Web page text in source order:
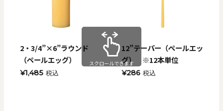
2・3/4”×6”ラウンド
（ペールエッグ）
¥1,485 税込
12”テーパー（ペールエッ
グ） ※12本単位
¥286 税込
スクロールできます